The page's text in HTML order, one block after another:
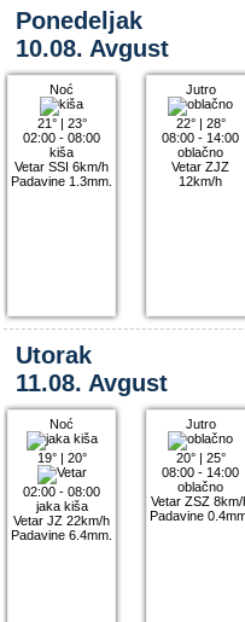
Ponedeljak
10.08. Avgust
Noć
21°| 23°
02:00 - 08:00
kiša
Vetar SSI 6km/h
Padavine 1.3mm.
Jutro
22°| 28°
08:00 - 14:00
oblačno
Vetar ZJZ
12km/h
Utorak
11.08. Avgust
Noć
19°| 20°
02:00 - 08:00
jaka kiša
Vetar JZ 22km/h
Padavine 6.4mm.
Jutro
20°| 25°
08:00 - 14:00
oblačno
Vetar ZSZ 8km/
Padavine